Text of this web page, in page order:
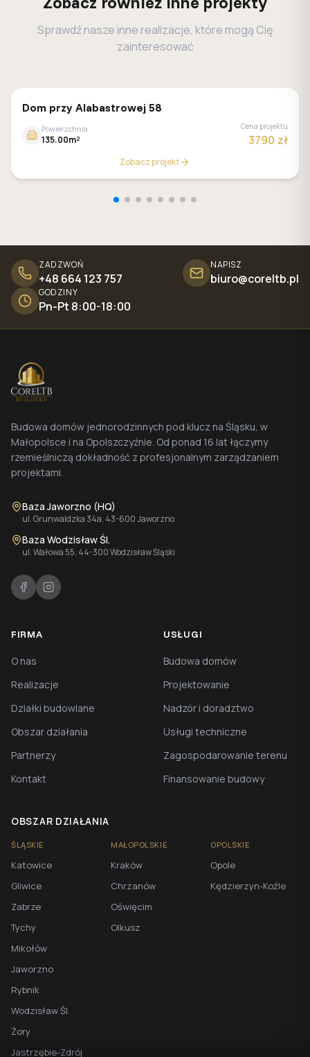
Sprawdź nasze inne realizacje, które mogą Cię
zainteresować
GALERIA DOMÓW
Dom przy Alabastrowej 58
Powierzchnia
135.00m²
Cena projektu
3790 zł
Zobacz projekt
ZADZWOŃ
+48 664 123 757
NAPISZ
biuro@coreltb.pl
GODZINY
Pn-Pt 8:00-18:00
Budowa domów jednorodzinnych pod klucz na Śląsku, w
Małopolsce i na Opolszczyźnie. Od ponad 16 lat łączymy
rzemieślniczą dokładność z profesjonalnym zarządzaniem
projektami.
Baza Jaworzno (HQ)
ul. Grunwaldzka 34a, 43-600 Jaworzno
Baza Wodzisław Śl.
ul. Wałowa 55, 44-300 Wodzisław Śląski
FIRMA
O nas
Realizacje
Działki budowlane
Obszar działania
Partnerzy
Kontakt
USŁUGI
Budowa domów
Projektowanie
Nadzór i doradztwo
Usługi techniczne
Zagospodarowanie terenu
Finansowanie budowy
OBSZAR DZIAŁANIA
ŚLĄSKIE
Katowice
Gliwice
Zabrze
Tychy
Mikołów
Jaworzno
Rybnik
Wodzisław Śl.
Żory
Jastrzębie-Zdrój
MAŁOPOLSKIE
Kraków
Chrzanów
Oświęcim
Olkusz
OPOLSKIE
Opole
Kędzierzyn-Koźle